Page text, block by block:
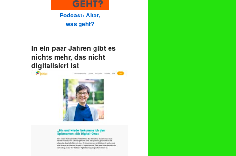
Podcast: Alter,
was geht?
In ein paar Jahren gibt es
nichts mehr, das nicht
digitalisiert ist